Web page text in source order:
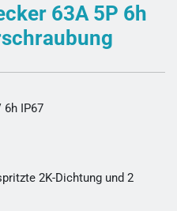
63A 5P 6h
6h IP67
2K-Dichtung und 2